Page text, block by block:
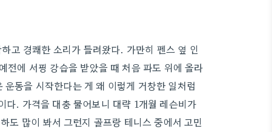
고 경쾌한 소리가 들려왔다. 가만히 펜스 옆 인
에 서핑 강습을 받았을 때 처음 파도 위에 올라
동을 시작한다는 게 왜 이렇게 거창한 일처럼
. 가격을 대충 물어보니 대략 1개월 레슨비가
많이 봐서 그런지 골프랑 테니스 중에서 고민